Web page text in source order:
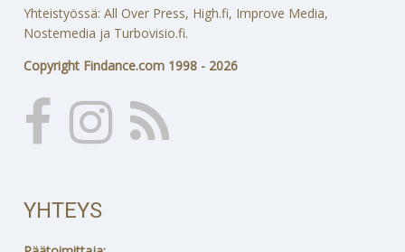
Yhteistyössä: All Over Press, High.fi, Improve Media,
Nostemedia ja Turbovisio.fi.
Copyright Findance.com 1998 - 2026
YHTEYS